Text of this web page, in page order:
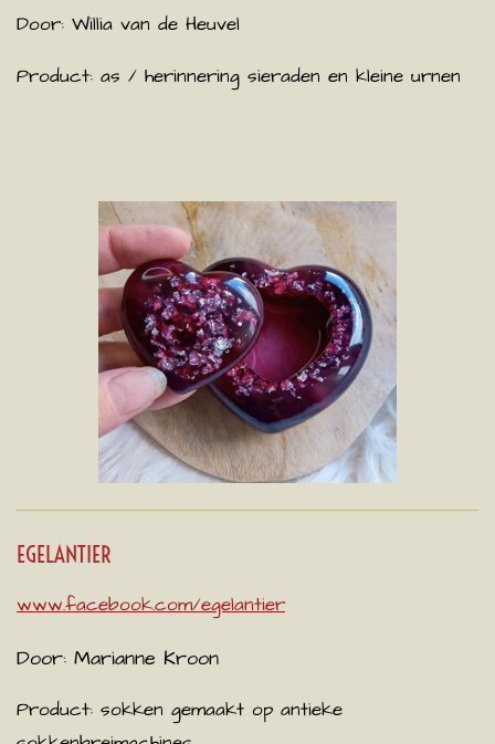
Door: Willia van de Heuvel
Product: as / herinnering sieraden en kleine urnen
EGELANTIER
www.facebook.com/egelantier
Door: Marianne Kroon
Product: sokken gemaakt op antieke